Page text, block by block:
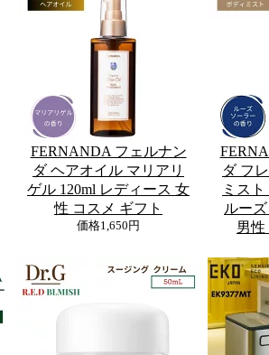
FERNANDA フェルナン
ダ ヘアオイル マリアリ
ゲル 120ml レディース 女
性 コスメ ギフト
価格1,650円
ダ フ
ミス
ルー
男性